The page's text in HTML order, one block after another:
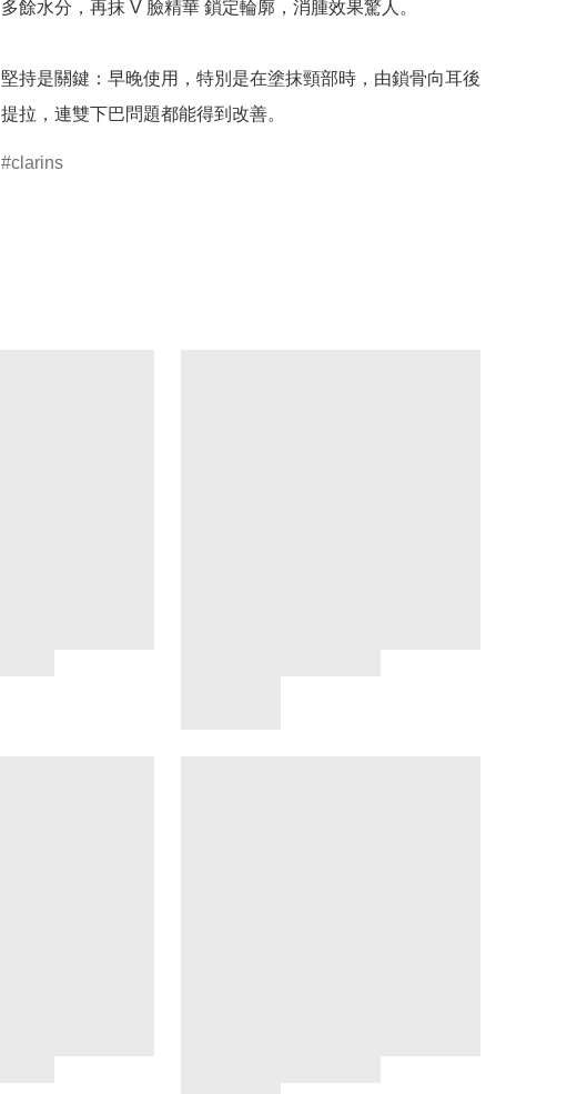
多餘水分，再抹 V 臉精華 鎖定輪廓，消腫效果驚人。
堅持是關鍵：早晚使用，特別是在塗抹頸部時，由鎖骨向耳後
提拉，連雙下巴問題都能得到改善。
clarins